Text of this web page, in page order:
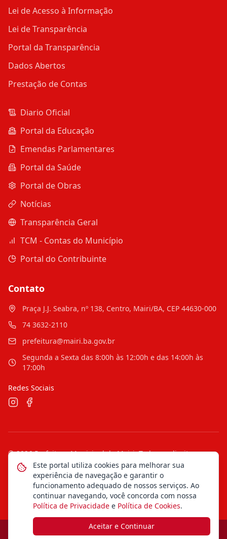
Lei de Acesso à Informação
Lei de Transparência
Portal da Transparência
Dados Abertos
Prestação de Contas
Diario Oficial
Portal da Educação
Emendas Parlamentares
Portal da Saúde
Portal de Obras
Notícias
Transparência Geral
TCM - Contas do Município
Portal do Contribuinte
Contato
Praça J.J. Seabra, nº 138, Centro, Mairi/BA, CEP 44630-000
74 3632-2110
prefeitura@mairi.ba.gov.br
Segunda a Sexta das 8:00h às 12:00h e das 14:00h às
17:00h
Redes Sociais
©2026 Prefeitura Municipal de Mairi. Todos os direitos
reservados.
Mapa do Site
Notícias Transparência
Desenvolvido pela
Este portal utiliza cookies para melhorar sua
experiência de navegação e garantir o
funcionamento adequado de nossos serviços. Ao
continuar navegando, você concorda com nossa
Política de Privacidade e Política de Cookies.
Aceitar e Continuar